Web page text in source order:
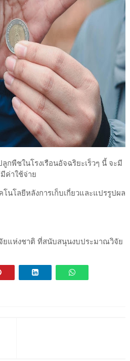
กพืชในโรงเรือนอัจฉริยะเร็วๆ นี้ จะมี
ค่าใช้จ่าย
นโลยีหลังการเก็บเกี่ยวและแปรรูปผล
แห่งชาติ ที่สนับสนุนงบประมาณวิจัย